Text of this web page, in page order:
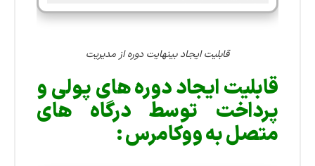
قابلیت ایجاد بینهایت دوره از مدیریت
قابلیت ایجاد دوره های پولی و
پرداخت توسط درگاه های
متصل به ووکامرس :